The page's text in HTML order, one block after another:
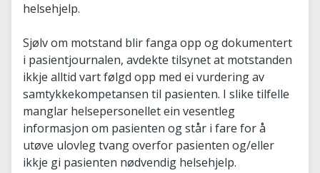
helsehjelp.
Sjølv om motstand blir fanga opp og dokumentert
i pasientjournalen, avdekte tilsynet at motstanden
ikkje alltid vart følgd opp med ei vurdering av
samtykkekompetansen til pasienten. I slike tilfelle
manglar helsepersonellet ein vesentleg
informasjon om pasienten og står i fare for å
utøve ulovleg tvang overfor pasienten og/eller
ikkje gi pasienten nødvendig helsehjelp.